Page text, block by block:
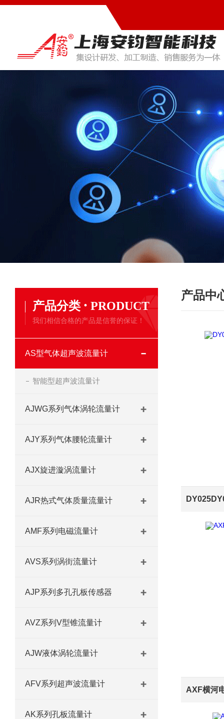
产品分类 · PRODUCT
我们相信合格的产品是信誉的保证！
AS型气体超声波流量计
智能型超声波流量计
AJWG系列气体涡轮流量计
AJY系列气体腰轮流量计
AJX旋进漩涡流量计
AJR热式气体质量流量计
AMF系列电磁流量计
AVS系列涡街流量计
AJP系列多孔孔板传感器
AVZ系列V型锥流量计
AJW液体涡轮流量计
AFV系列超声波流量计
AK系列孔板流量计
产品中